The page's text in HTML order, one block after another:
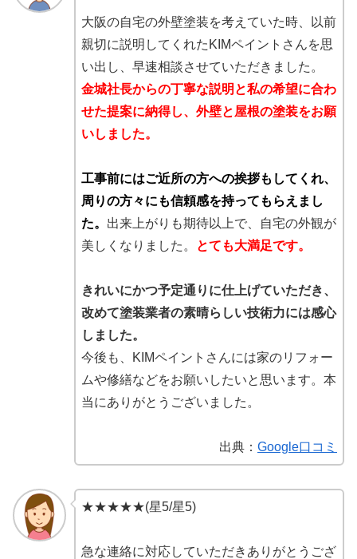
大阪の自宅の外壁塗装を考えていた時、以前
親切に説明してくれたKIMペイントさんを思
い出し、早速相談させていただきました。
金城社長からの丁寧な説明と私の希望に合わ
せた提案に納得し、外壁と屋根の塗装をお願
いしました。
工事前にはご近所の方への挨拶もしてくれ、
周りの方々にも信頼感を持ってもらえまし
た。 出来上がりも期待以上で、自宅の外観が
美しくなりました。
とても大満足です。
きれいにかつ予定通りに仕上げていただき、
改めて塗装業者の素晴らしい技術力には感心
しました。
今後も、KIMペイントさんには家のリフォー
ムや修繕などをお願いしたいと思います。本
当にありがとうございました。
出典： Google口コミ
★★★★★(星5/星5)
急な連絡に対応していただきありがとうござ